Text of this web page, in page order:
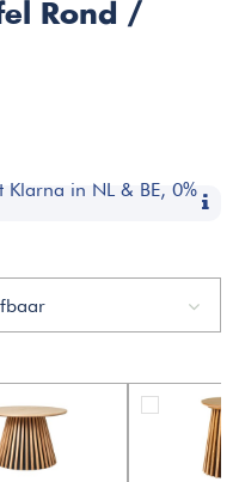
Rond /
Klarna in NL & BE, 0%